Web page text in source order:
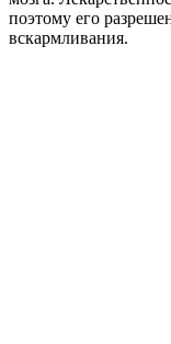
поэтому его
вскармливания.